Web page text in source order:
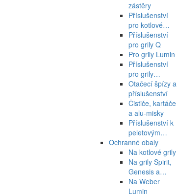
zástěry
Příslušenství
pro kotlové…
Příslušenství
pro grily Q
Pro grily Lumin
Příslušenství
pro grily…
Otačecí špízy a
příslušenství
Čističe, kartáče
a alu-misky
Příslušenství k
peletovým…
Ochranné obaly
Na kotlové grily
Na grily Spirit,
Genesis a…
Na Weber
Lumin